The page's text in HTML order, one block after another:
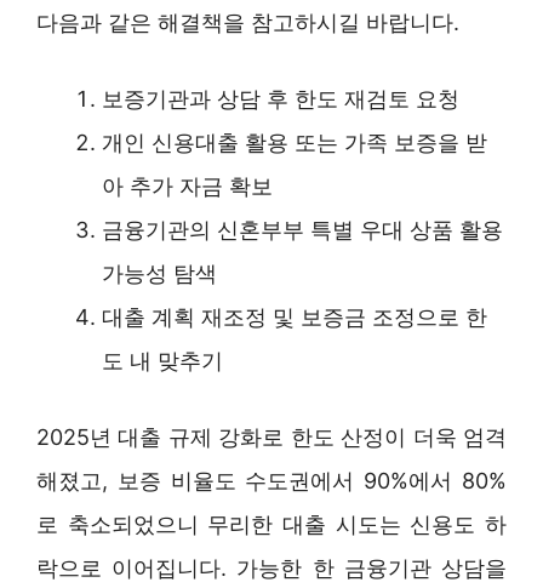
다음과 같은 해결책을 참고하시길 바랍니다.
보증기관과 상담 후 한도 재검토 요청
개인 신용대출 활용 또는 가족 보증을 받
아 추가 자금 확보
금융기관의 신혼부부 특별 우대 상품 활용
가능성 탐색
대출 계획 재조정 및 보증금 조정으로 한
도 내 맞추기
2025년 대출 규제 강화로 한도 산정이 더욱 엄격
해졌고, 보증 비율도 수도권에서 90%에서 80%
로 축소되었으니 무리한 대출 시도는 신용도 하
락으로 이어집니다. 가능한 한 금융기관 상담을